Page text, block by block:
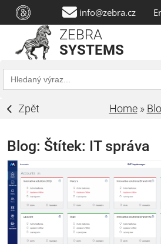
info@zebra.cz
ZEBRA
SYSTEMS
Search
for:
Zpět Home»
Blog: Štítek: IT správa